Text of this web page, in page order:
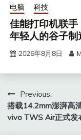
电脑 科技
佳能打印机联
年轻人的谷子制
2026年8月8日
文
章
导
Previous:
搭载14.2mm澎湃高
vivo TWS Air正式发